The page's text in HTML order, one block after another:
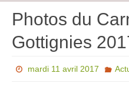
Photos du
Gottignies
mardi 11 avril 2017